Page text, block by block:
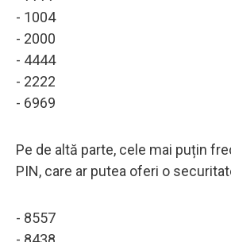
- 1004
- 2000
- 4444
- 2222
- 6969
Pe de altă parte, cele mai puțin
PIN, care ar putea oferi o
- 8557